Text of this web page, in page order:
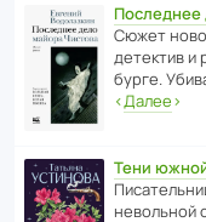
Последнее
Сюжет
дете­ктив
бурге.
‹Далее›
Тени
невольной